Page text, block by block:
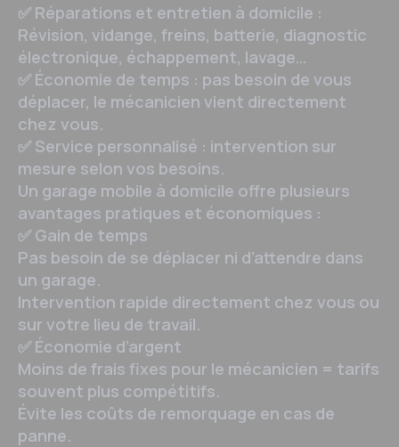
✅ Réparations et entretien à domicile :
Révision, vidange, freins, batterie, diagnostic
électronique, échappement, lavage…
✅ Économie de temps : pas besoin de vous
déplacer, le mécanicien vient directement
chez vous.
✅ Service personnalisé : intervention sur
mesure selon vos besoins.
Un garage mobile à domicile offre plusieurs
avantages pratiques et économiques :
✅ Gain de temps
Pas besoin de se déplacer ni d’attendre dans
un garage.
Intervention rapide directement chez vous ou
sur votre lieu de travail.
✅ Économie d’argent
Moins de frais fixes pour le mécanicien = tarifs
souvent plus compétitifs.
Évite les coûts de remorquage en cas de
panne.